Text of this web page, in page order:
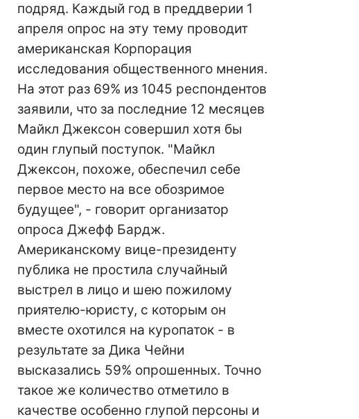
подряд. Каждый год в преддверии 1
апреля опрос на эту тему проводит
американская Корпорация
исследования общественного мнения.
На этот раз 69% из 1045 респондентов
заявили, что за последние 12 месяцев
Майкл Джексон совершил хотя бы
один глупый поступок. "Майкл
Джексон, похоже, обеспечил себе
первое место на все обозримое
будущее", - говорит организатор
опроса Джефф Бардж.
Американскому вице-президенту
публика не простила случайный
выстрел в лицо и шею пожилому
приятелю-юристу, с которым он
вместе охотился на куропаток - в
результате за Дика Чейни
высказались 59% опрошенных. Точно
такое же количество отметило в
качестве особенно глупой персоны и